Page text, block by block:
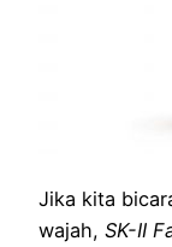
Jika kita
wajah, SK-II